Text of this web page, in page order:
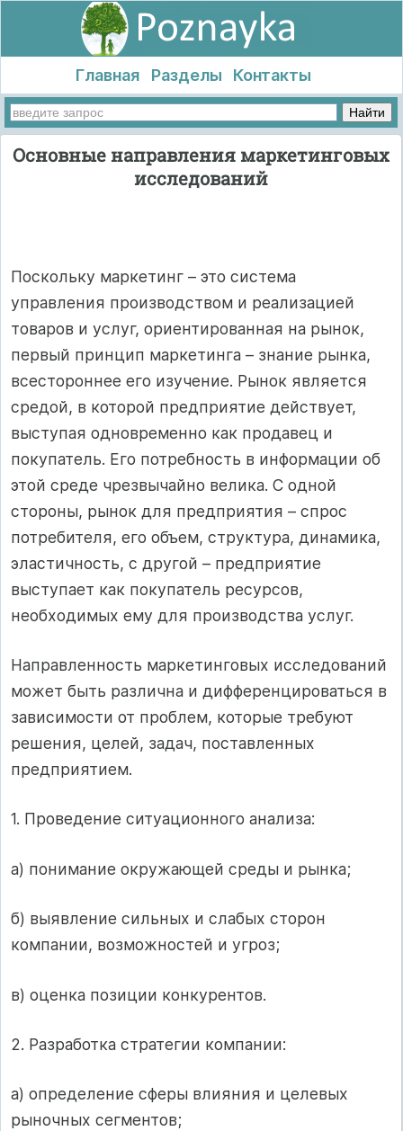
Главная Разделы Контакты
Основные направления маркетинговых
исследований
Поскольку маркетинг – это система
управления производством и реализацией
товаров и услуг, ориентированная на рынок,
первый принцип маркетинга – знание рынка,
всестороннее его изучение. Рынок является
средой, в которой предприятие действует,
выступая одновременно как продавец и
покупатель. Его потребность в информации об
этой среде чрезвычайно велика. С одной
стороны, рынок для предприятия – спрос
потребителя, его объем, структура, динамика,
эластичность, с другой – предприятие
выступает как покупатель ресурсов,
необходимых ему для производства услуг.
Направленность маркетинговых исследований
может быть различна и дифференцироваться в
зависимости от проблем, которые требуют
решения, целей, задач, поставленных
предприятием.
1. Проведение ситуационного анализа:
а) понимание окружающей среды и рынка;
б) выявление сильных и слабых сторон
компании, возможностей и угроз;
в) оценка позиции конкурентов.
2. Разработка стратегии компании:
а) определение сферы влияния и целевых
рыночных сегментов;